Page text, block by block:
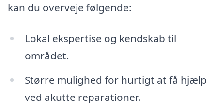
kan du overveje følgende:
Lokal ekspertise og kendskab til
området.
Større mulighed for hurtigt at få hjælp
ved akutte reparationer.